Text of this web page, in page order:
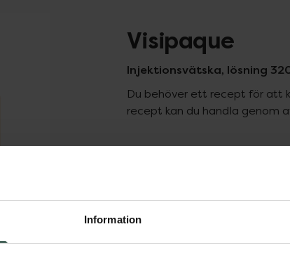
Information
Visipaque
Injektionsvätska, lösning
Du behöver ett recept för att
recept kan du handla genom
Pris
I